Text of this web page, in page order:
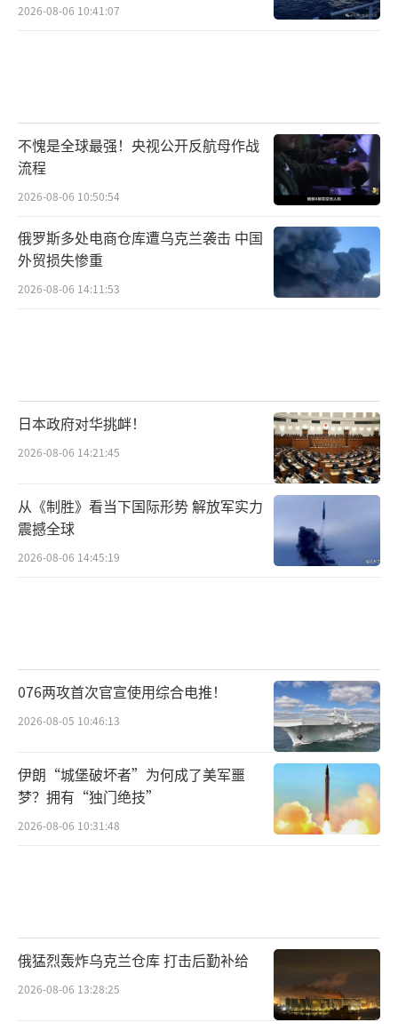
2026-08-06 10:41:07
不愧是全球最强！央视公开反航母作战
流程
2026-08-06 10:50:54
俄罗斯多处电商仓库遭乌克兰袭击 中国
外贸损失惨重
2026-08-06 14:11:53
日本政府对华挑衅！
2026-08-06 14:21:45
从《制胜》看当下国际形势 解放军实力
震撼全球
2026-08-06 14:45:19
076两攻首次官宣使用综合电推！
2026-08-05 10:46:13
伊朗“城堡破坏者”为何成了美军噩
梦？拥有“独门绝技”
2026-08-06 10:31:48
俄猛烈轰炸乌克兰仓库 打击后勤补给
2026-08-06 13:28:25